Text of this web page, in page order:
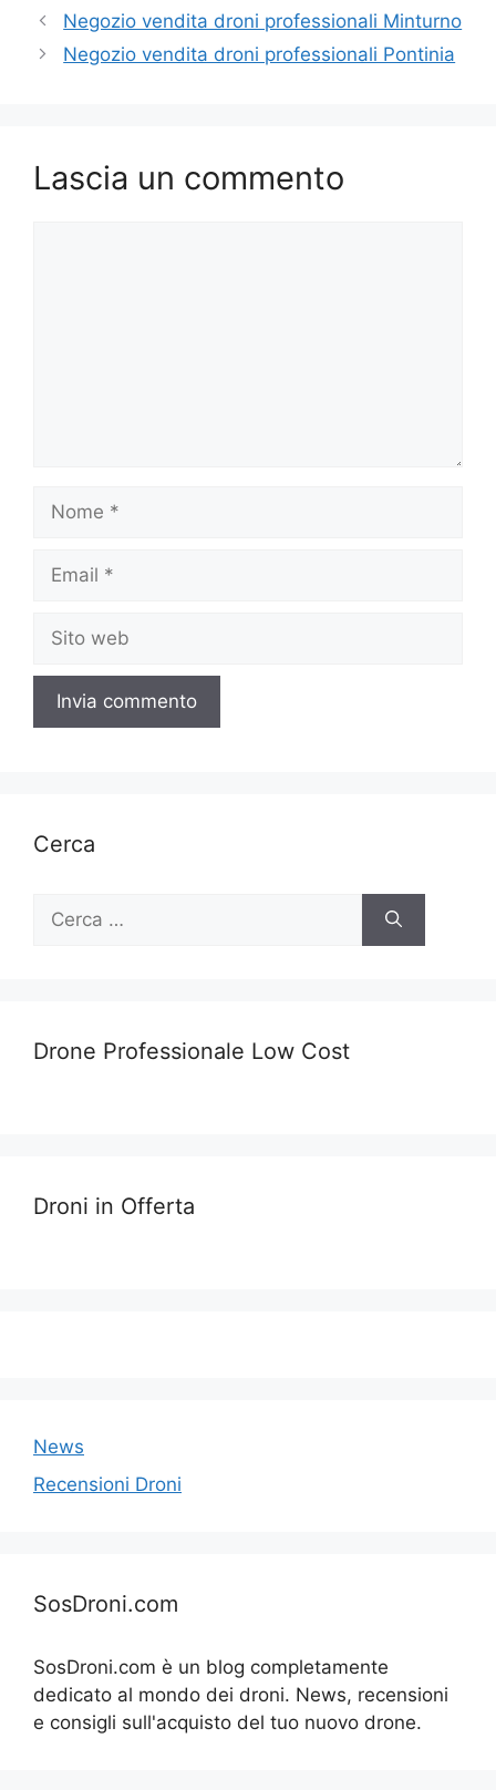
Negozio vendita droni professionali Minturno
Negozio vendita droni professionali Pontinia
Lascia un commento
Nome
Email
Sito
web
Cerca
Ricerca
Drone Professionale Low Cost
Droni in Offerta
News
Recensioni Droni
SosDroni.com
SosDroni.com è un blog completamente
dedicato al mondo dei droni. News, recensioni
e consigli sull'acquisto del tuo nuovo drone.